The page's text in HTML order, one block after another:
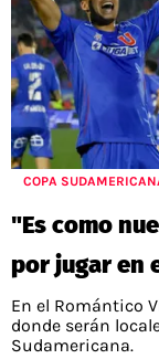
COPA
"Es como
por jugar en
En el Romántico
donde serán
Sudamericana.